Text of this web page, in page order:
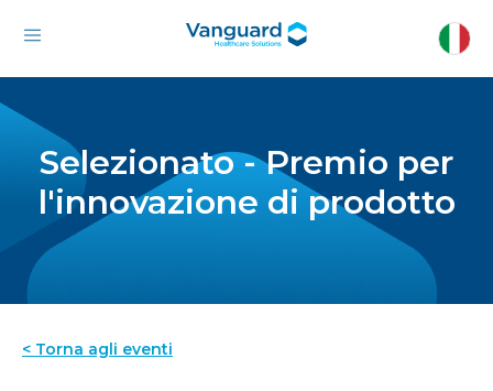
Selezionato - Premio per
l'innovazione di prodotto
< Torna agli eventi